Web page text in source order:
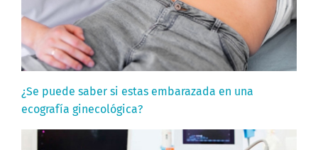
¿Se puede saber si estas embarazada en una
ecografía ginecológica?